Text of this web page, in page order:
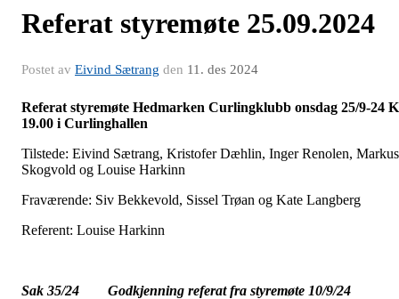
Referat styremøte 25.09.2024
Postet av Eivind Sætrang den 11. des 2024
Referat styremøte Hedmarken Curlingklubb onsdag 25/9-24
19.00 i Curlinghallen
Tilstede: Eivind Sætrang, Kristofer Dæhlin, Inger Renolen, Markus
Skogvold og Louise Harkinn
Fraværende: Siv Bekkevold, Sissel Trøan og Kate Langberg
Referent: Louise Harkinn
Sak 35/24 Godkjenning referat fra styremøte 10/9/24